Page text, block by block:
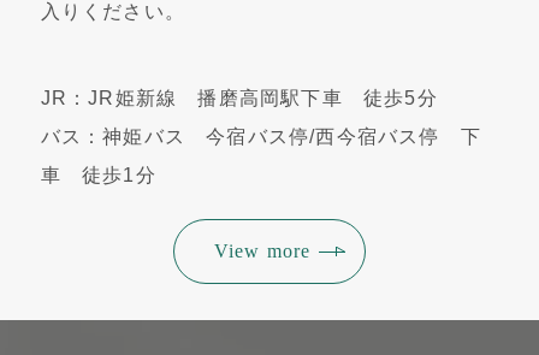
入りください。
JR：JR姫新線 播磨高岡駅下車 徒歩5分
バス：神姫バス 今宿バス停/西今宿バス停 下
車 徒歩1分
View more